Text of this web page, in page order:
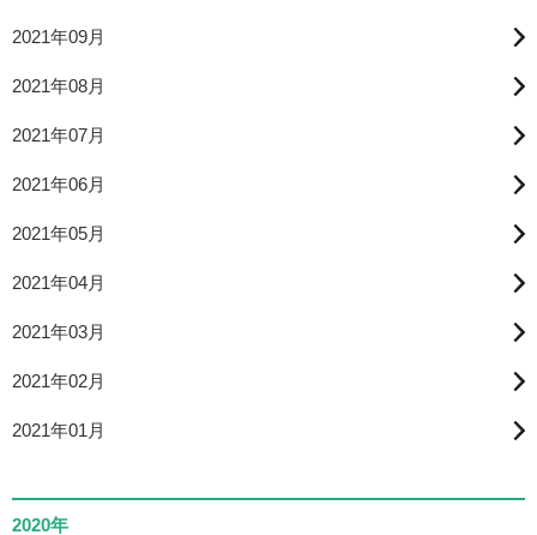
2021年09月
2021年08月
2021年07月
2021年06月
2021年05月
2021年04月
2021年03月
2021年02月
2021年01月
2020年